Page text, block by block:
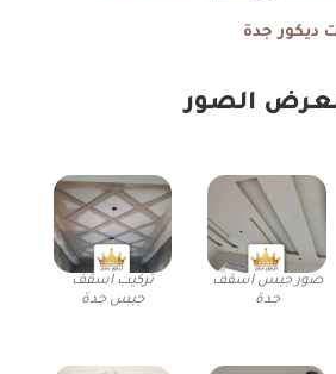
ديكور جدة
الصور
صور جبس اسقف
جدة
تركيب اسقف
جبس جدة